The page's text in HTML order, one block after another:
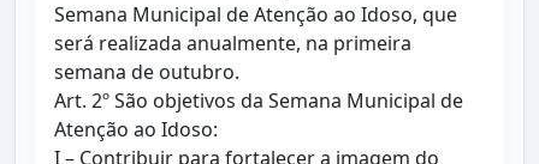
Semana Municipal de Atenção ao Idoso, que
será realizada anualmente, na primeira
semana de outubro.
Art. 2º São objetivos da Semana Municipal de
Atenção ao Idoso:
I – Contribuir para fortalecer a imagem do